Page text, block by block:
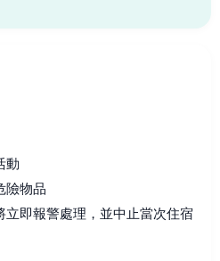
動
險物品
立即報警處理，並中止當次住宿